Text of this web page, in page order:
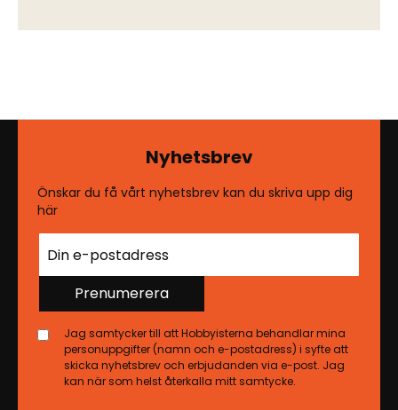
Nyhetsbrev
Önskar du få vårt nyhetsbrev kan du skriva upp dig
här
Prenumerera
Jag samtycker till att Hobbyisterna behandlar mina
personuppgifter (namn och e-postadress) i syfte att
skicka nyhetsbrev och erbjudanden via e-post. Jag
kan när som helst återkalla mitt samtycke.